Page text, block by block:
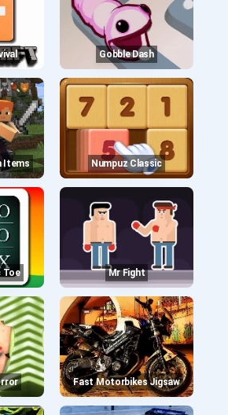
Gobble Dash
Items Numpuz Classic
Toe Mr Fight
Fast Motorbikes Jigsaw